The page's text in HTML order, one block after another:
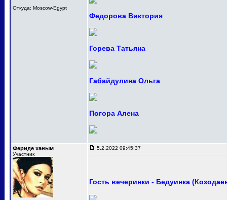
Откуда: Moscow-Egypt
Федорова Виктория
Горева Татьяна
Габайдулина Ольга
Погора Алена
Фериде ханым
Участник
5.2.2022 09:45:37
Гость вечеринки - Бедуинка